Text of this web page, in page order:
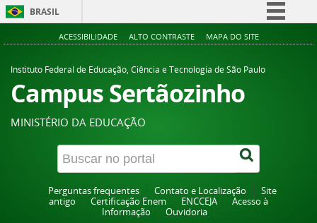
BRASIL
Simplifique!
Acesso à informação
Canais
ACESSIBILIDADE ALTO CONTRASTE MAPA DO SITE
Instituto Federal de Educação, Ciência e Tecnologia de São Paulo
Campus Sertãozinho
MINISTÉRIO DA EDUCAÇÃO
Perguntas frequentes Contato e Localização
Site
antigo
Certificação Enem ENCCEJA
Acesso à
Informação
Ouvidoria